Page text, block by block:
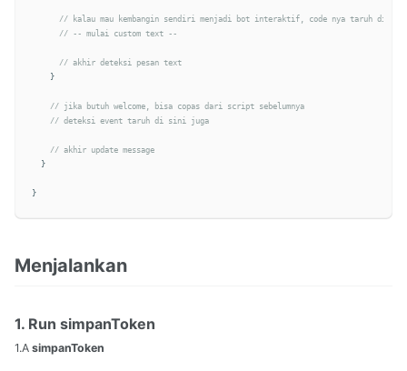
// kalau mau kembangin sendiri menjadi bot interaktif, code nya taruh di
// -- mulai custom text --
// akhir deteksi pesan text
}
// jika butuh welcome, bisa copas dari script sebelumnya
// deteksi event taruh di sini juga
// akhir update message
}
}
Menjalankan
1. Run simpanToken
1.A simpanToken